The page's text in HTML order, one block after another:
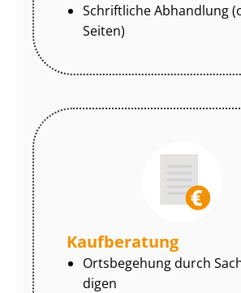
Schriftliche Abhandlung
Seiten)
Kaufberatung
Ortsbegehung durch
di­gen